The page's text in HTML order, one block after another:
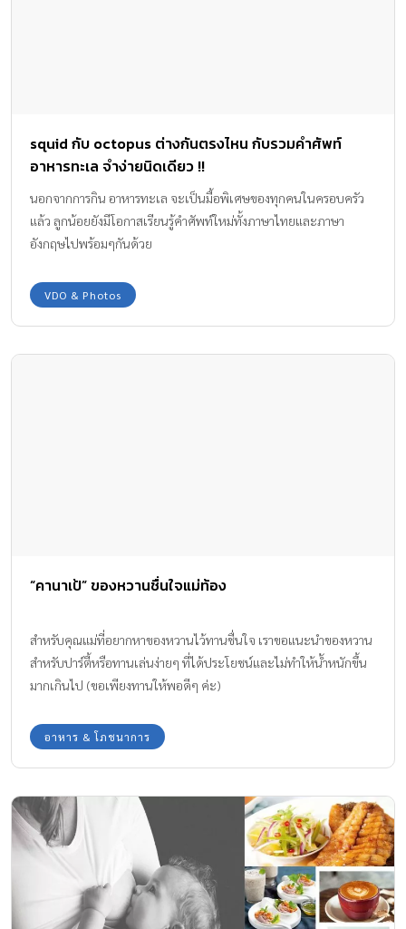
squid กับ octopus ต่างกันตรงไหน กับรวมคำศัพท์
อาหารทะเล จำง่ายนิดเดียว !!
นอกจากการกิน อาหารทะเล จะเป็นมื้อพิเศษของทุกคนในครอบครัว
แล้ว ลูกน้อยยังมีโอกาสเรียนรู้คำศัพท์ใหม่ทั้งภาษาไทยและภาษา
อังกฤษไปพร้อมๆกันด้วย
VDO & Photos
“คานาเป้” ของหวานชื่นใจแม่ท้อง
สำหรับคุณแม่ที่อยากหาของหวานไว้ทานชื่นใจ เราขอแนะนำของหวาน
สำหรับปาร์ตี้หรือทานเล่นง่ายๆ ที่ได้ประโยชน์และไม่ทำให้น้ำหนักขึ้น
มากเกินไป (ขอเพียงทานให้พอดีๆ ค่ะ)
อาหาร & โภชนาการ